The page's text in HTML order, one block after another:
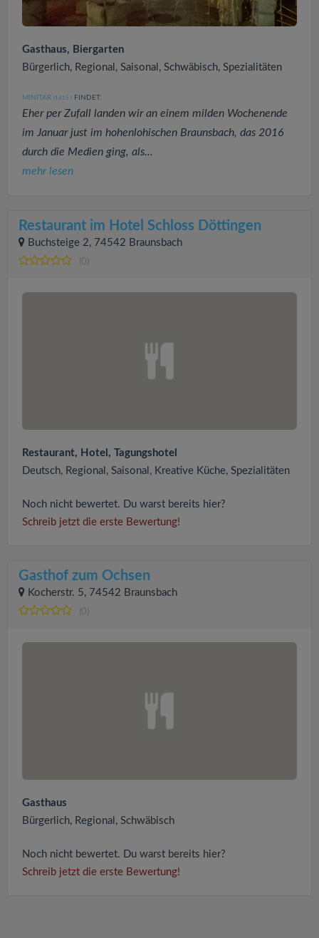
Gasthaus, Biergarten
Bürgerlich, Regional, Saisonal, Schwäbisch, Spezialitäten
MINITAR (1415 ) FINDET:
Eher per Zufall landen wir an einem milden Wochenende
im Januar just im hohenlohischen Braunsbach, das 2016
durch die Medien ging, als...
mehr lesen
Restaurant im Hotel Schloss Döttingen
Buchsteige 2, 74542 Braunsbach
(0)
Restaurant, Hotel, Tagungshotel
Deutsch, Regional, Saisonal, Kreative Küche, Spezialitäten
Noch nicht bewertet. Du warst bereits hier?
Schreib jetzt die erste Bewertung!
Gasthof zum Ochsen
Kocherstr. 5, 74542 Braunsbach
(0)
Gasthaus
Bürgerlich, Regional, Schwäbisch
Noch nicht bewertet. Du warst bereits hier?
Schreib jetzt die erste Bewertung!